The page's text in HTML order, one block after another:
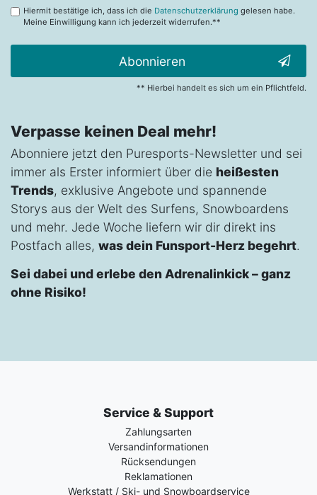
Hiermit bestätige ich, dass ich die Datenschutzerklärung gelesen habe.
Meine Einwilligung kann ich jederzeit widerrufen.**
Abonnieren
** Hierbei handelt es sich um ein Pflichtfeld.
Verpasse keinen Deal mehr!
Abonniere jetzt den Puresports-Newsletter und sei
immer als Erster informiert über die heißesten
Trends, exklusive Angebote und spannende
Storys aus der Welt des Surfens, Snowboardens
und mehr. Jede Woche liefern wir dir direkt ins
Postfach alles, was dein Funsport-Herz begehrt.
Sei dabei und erlebe den Adrenalinkick – ganz
ohne Risiko!
Service & Support
Zahlungsarten
Versandinformationen
Rücksendungen
Reklamationen
Werkstatt / Ski- und Snowboardservice